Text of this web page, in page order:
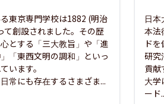
東京専門学校は1882 (明治
て創設されました。その歴
とする「三大教旨」や「進
「東西文明の調和」といっ
います。
常にも存在するさまざま...
日
本法
ド
研究
貢献
大学
ード